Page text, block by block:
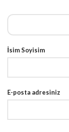
İsim Soyisim
E-posta adresiniz